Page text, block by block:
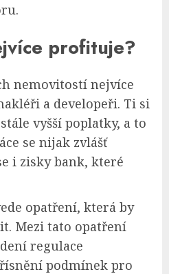
profituje?
nemovitostí nejvíce
a developeři. Ti si
vyšší poplatky, a to
se nijak zvlášť
i zisky bank, které
opatření, která by
Mezi tato opatření
regulace
podmínek pro